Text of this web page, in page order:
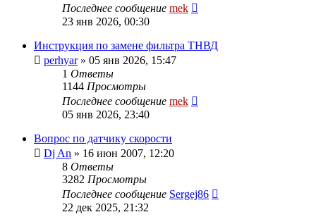
Последнее сообщение mek
23 янв 2026, 00:30
Инструкция по замене фильтра ТНВД
perhyar» 05 янв 2026, 15:47
1 Ответы
1144 Просмотры
Последнее сообщение mek
05 янв 2026, 23:40
Вопрос по датчику скорости
Dj An » 16 июн 2007, 12:20
8 Ответы
3282 Просмотры
Последнее сообщение Sergej86
22 дек 2025, 21:32